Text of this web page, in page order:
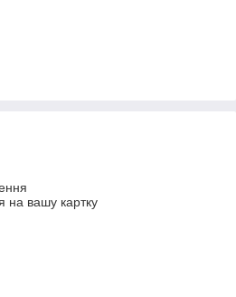
на вашу картку